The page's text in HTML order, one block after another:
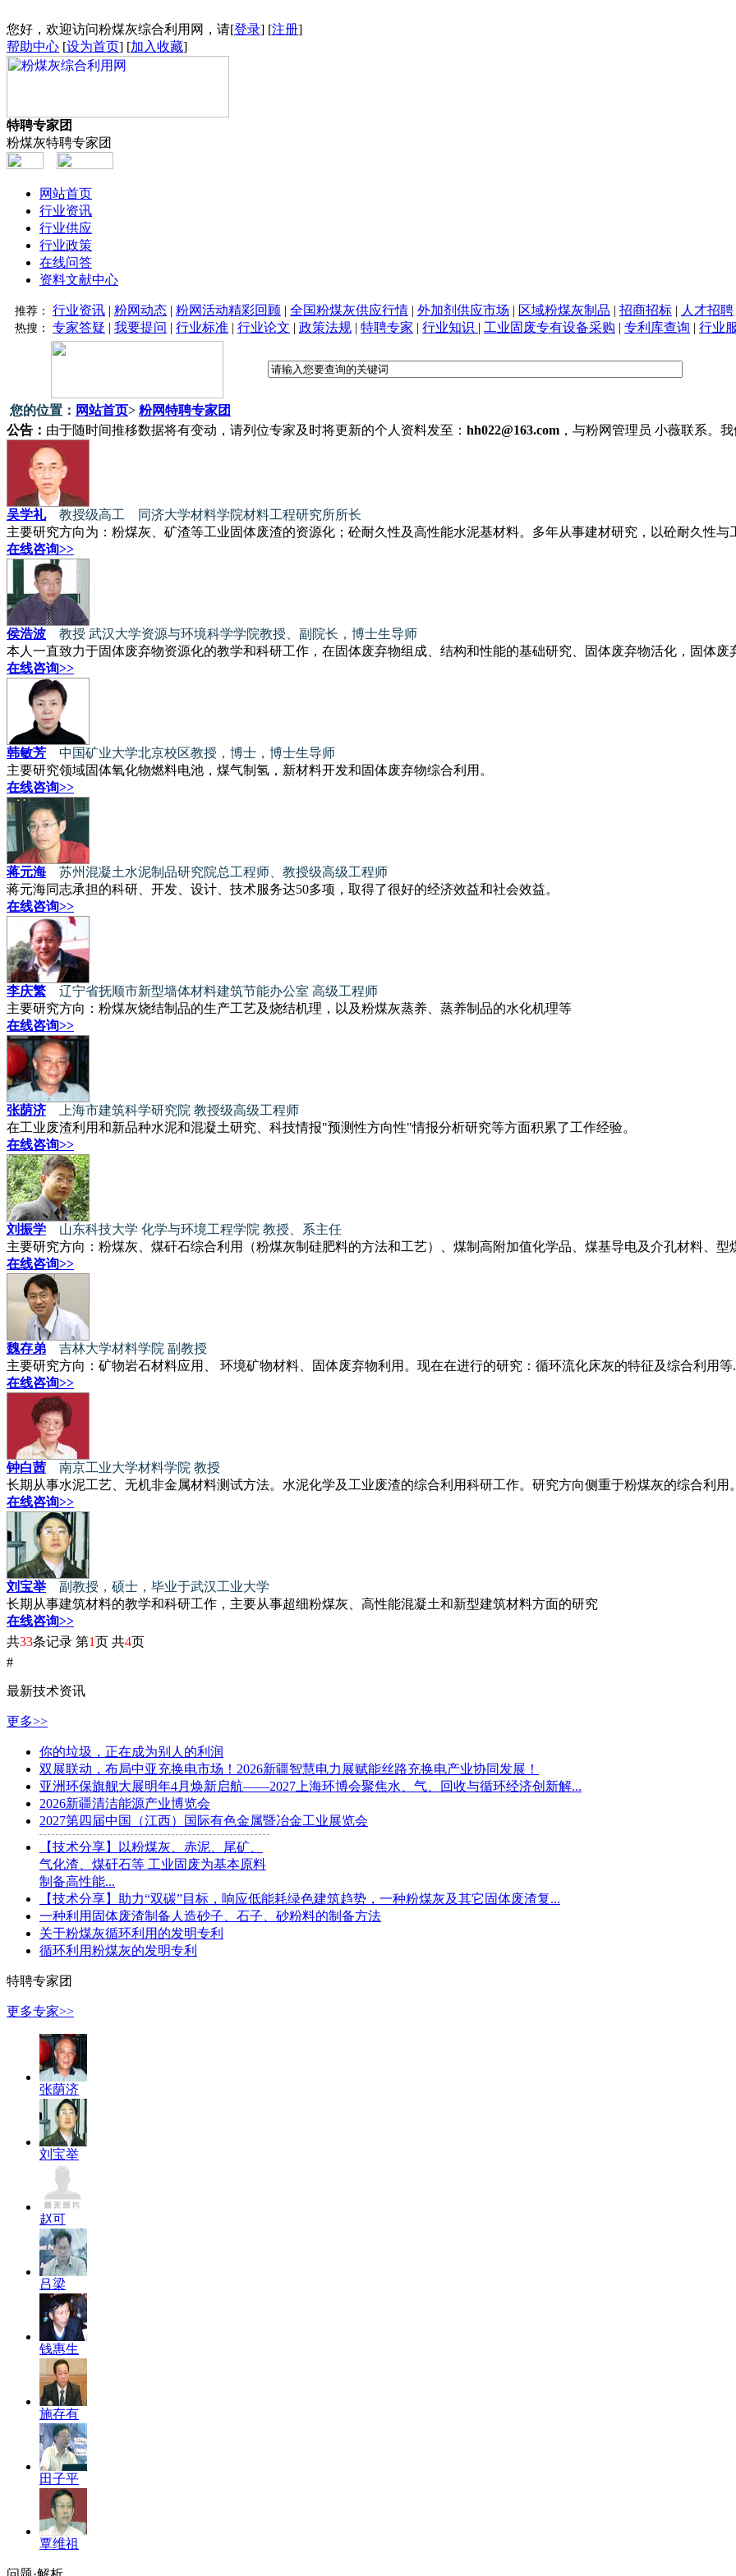
您好，欢迎访问粉煤灰综合利用网，请[登录] [注册]
帮助中心 [设为首页] [加入收藏]
特聘专家团
粉煤灰特聘专家团
网站首页
行业资讯
行业供应
行业政策
在线问答
资料文献中心
推荐： 行业资讯 | 粉网动态 | 粉网活动精彩回顾 | 全国粉煤灰供应行情 | 外加剂供应市场 | 区域粉煤灰制品 | 招商招标 | 人才招聘
热搜： 专家答疑 | 我要提问 | 行业标准 | 行业论文 | 政策法规 | 特聘专家 | 行业知识 | 工业固废专有设备采购 | 专利库查询 | 行业
您的位置： 网站首页> 粉网特聘专家团
公告： 由于随时间推移数据将有变动，请列位专家及时将更新的个人资料发至： hh022@163.com ，与粉网管理员 小薇联系。
吴学礼
教授级高工 同济大学材料学院材料工程研究所所长
主要研究方向为：粉煤灰、矿渣等工业固体废渣的资源化；砼耐久性及高性能水泥基材料。多年从事建材研究，以砼耐久性与
在线咨询>>
侯浩波
教授 武汉大学资源与环境科学学院教授、副院长，博士生导师
本人一直致力于固体废弃物资源化的教学和科研工作，在固体废弃物组成、结构和性能的基础研究、固体废弃物活化，固体废
在线咨询>>
韩敏芳
中国矿业大学北京校区教授，博士，博士生导师
主要研究领域固体氧化物燃料电池，煤气制氢，新材料开发和固体废弃物综合利用。
在线咨询>>
蒋元海
苏州混凝土水泥制品研究院总工程师、教授级高级工程师
蒋元海同志承担的科研、开发、设计、技术服务达50多项，取得了很好的经济效益和社会效益。
在线咨询>>
李庆繁
辽宁省抚顺市新型墙体材料建筑节能办公室 高级工程师
主要研究方向：粉煤灰烧结制品的生产工艺及烧结机理，以及粉煤灰蒸养、蒸养制品的水化机理等
在线咨询>>
张荫济
上海市建筑科学研究院 教授级高级工程师
在工业废渣利用和新品种水泥和混凝土研究、科技情报"预测性方向性"情报分析研究等方面积累了工作经验。
在线咨询>>
刘振学
山东科技大学 化学与环境工程学院 教授、系主任
主要研究方向：粉煤灰、煤矸石综合利用（粉煤灰制硅肥料的方法和工艺）、煤制高附加值化学品、煤基导电及介孔材料、型
在线咨询>>
魏存弟
吉林大学材料学院 副教授
主要研究方向：矿物岩石材料应用、 环境矿物材料、固体废弃物利用。现在在进行的研究：循环流化床灰的特征及综合利用等.
在线咨询>>
钟白茜
南京工业大学材料学院 教授
长期从事水泥工艺、无机非金属材料测试方法。水泥化学及工业废渣的综合利用科研工作。研究方向侧重于粉煤灰的综合利用。
在线咨询>>
刘宝举
副教授，硕士，毕业于武汉工业大学
长期从事建筑材料的教学和科研工作，主要从事超细粉煤灰、高性能混凝土和新型建筑材料方面的研究
在线咨询>>
共33条记录 第1页 共4页
#
最新技术资讯
更多>>
你的垃圾，正在成为别人的利润
双展联动，布局中亚充换电市场！2026新疆智慧电力展赋能丝路充换电产业协同发展！
亚洲环保旗舰大展明年4月焕新启航——2027上海环博会聚焦水、气、回收与循环经济创新解...
2026新疆清洁能源产业博览会
2027第四届中国（江西）国际有色金属暨冶金工业展览会
【技术分享】以粉煤灰、赤泥、尾矿、
气化渣、煤矸石等 工业固废为基本原料
制备高性能...
【技术分享】助力“双碳”目标，响应低能耗绿色建筑趋势，一种粉煤灰及其它固体废渣复...
一种利用固体废渣制备人造砂子、石子、砂粉料的制备方法
关于粉煤灰循环利用的发明专利
循环利用粉煤灰的发明专利
特聘专家团
更多专家>>
张荫济
刘宝举
赵可
吕梁
钱惠生
施存有
田子平
覃维祖